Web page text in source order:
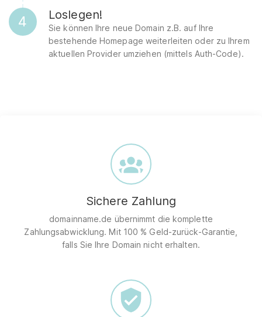
4 Loslegen!
Sie können Ihre neue Domain z.B. auf Ihre
bestehende Homepage weiterleiten oder zu Ihrem
aktuellen Provider umziehen (mittels Auth-Code).
Sichere Zahlung
domainname.de übernimmt die komplette
Zahlungsabwicklung. Mit 100 % Geld-zurück-Garantie,
falls Sie Ihre Domain nicht erhalten.